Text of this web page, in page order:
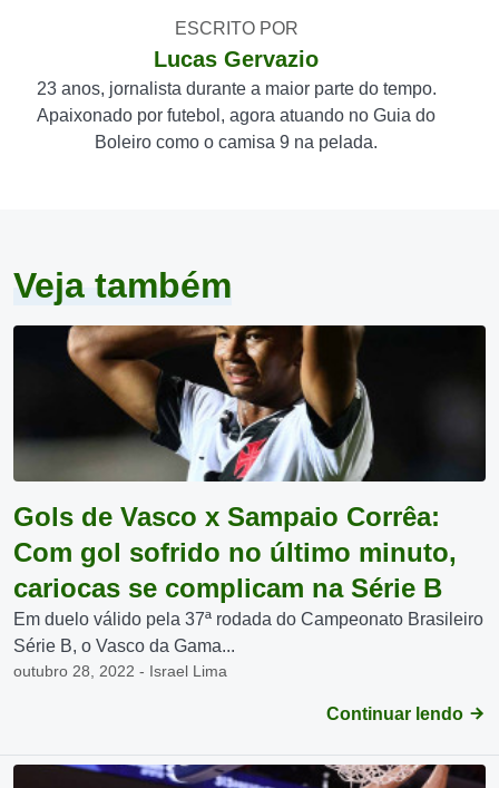
ESCRITO POR
Lucas Gervazio
23 anos, jornalista durante a maior parte do tempo.
Apaixonado por futebol, agora atuando no Guia do
Boleiro como o camisa 9 na pelada.
Veja também
Gols de Vasco x Sampaio Corrêa:
Com gol sofrido no último minuto,
cariocas se complicam na Série B
Em duelo válido pela 37ª rodada do Campeonato Brasileiro
Série B, o Vasco da Gama...
outubro 28, 2022 - Israel Lima
Continuar lendo